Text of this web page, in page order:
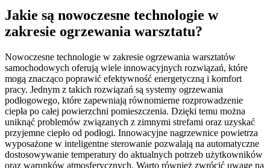
Jakie są nowoczesne technologie w
zakresie ogrzewania warsztatu?
Nowoczesne technologie w zakresie ogrzewania warsztatów
samochodowych oferują wiele innowacyjnych rozwiązań, które
mogą znacząco poprawić efektywność energetyczną i komfort
pracy. Jednym z takich rozwiązań są systemy ogrzewania
podłogowego, które zapewniają równomierne rozprowadzenie
ciepła po całej powierzchni pomieszczenia. Dzięki temu można
uniknąć problemów związanych z zimnymi strefami oraz uzyskać
przyjemne ciepło od podłogi. Innowacyjne nagrzewnice powietrza
wyposażone w inteligentne sterowanie pozwalają na automatyczne
dostosowywanie temperatury do aktualnych potrzeb użytkowników
oraz warunków atmosferycznych. Warto również zwrócić uwagę na